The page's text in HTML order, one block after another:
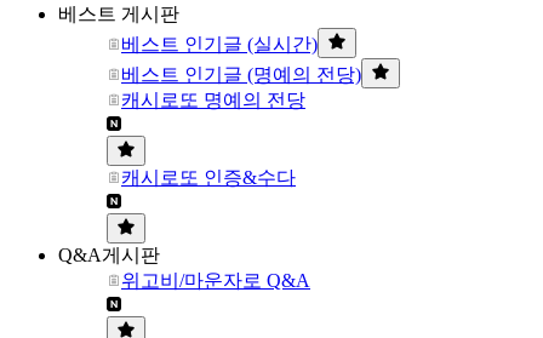
베스트 게시판
베스트 인기글 (실시간)
베스트 인기글 (명예의 전당)
캐시로또 명예의 전당
캐시로또 인증&수다
Q&A게시판
위고비/마운자로 Q&A